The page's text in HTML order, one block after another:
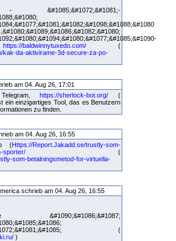
https://baldwinnytuxedo.com/(
kak-da-aktivirame-3d-secure-za-po-
am 04. Aug 26, 17:01
https://sherlock-bot.org/ (
ein einzigartiges Tool, das es Benutzern
zu finden.
am 04. Aug 26, 16:55
(Https://Report.Jakadd.se/trustly-som-
sporter/ (
som-betalningsmetod-for-virtuella-
schrieb am 04. Aug 26, 16:55
(
)